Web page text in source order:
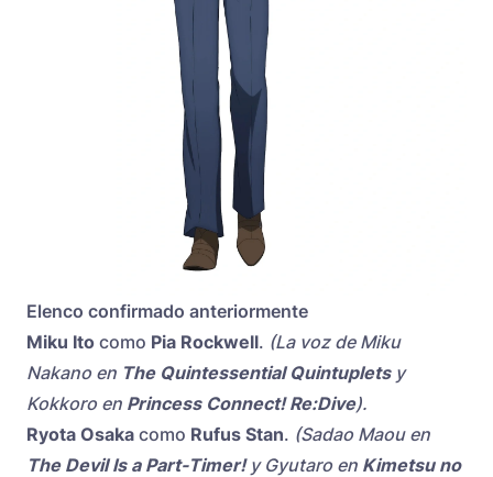
Elenco confirmado anteriormente
Miku Ito como Pia Rockwell. (La voz de Miku
Nakano en The Quintessential Quintupletsy
Kokkoro en Princess Connect! Re:Dive).
Ryota Osaka como Rufus Stan. (Sadao Maou en
The Devil Is a Part-Timer!y Gyutaro en Kimetsu no